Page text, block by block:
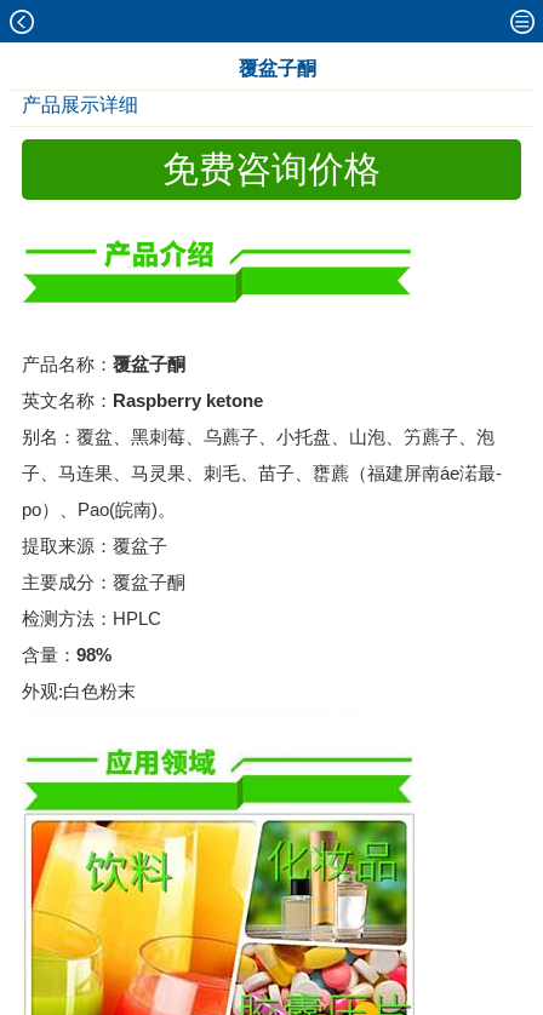
覆盆子酮
产品展示详细
免费咨询价格
产品名称： 覆盆子酮
英文名称： Raspberry ketone
别名：覆盆、黑刺莓、乌藨子、小托盘、山泡、竻藨子、泡
子、马连果、马灵果、刺毛、苗子、罋藨（福建屏南áe渃最-
po）、Pao(皖南)。
提取来源：覆盆子
主要成分：覆盆子酮
检测方法：HPLC
含量： 98%
外观:白色粉末